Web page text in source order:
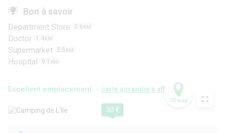
Bon à savoir
Department Store 0.6 KM
Doctor 1.4 KM
Supermarket 2.5 KM
Hospital 9.1 KM
Excellent emplacement - carte agrandie à afficher
30 €
3D map